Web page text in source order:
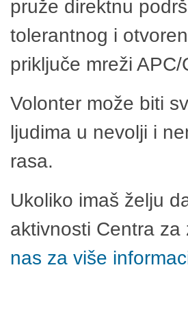
pruže direktnu
tolerantnog i
priključe mreži
Volonter može biti
ljudima u nevolji i
rasa.
Ukoliko imaš želju
aktivnosti Centra
nas za više